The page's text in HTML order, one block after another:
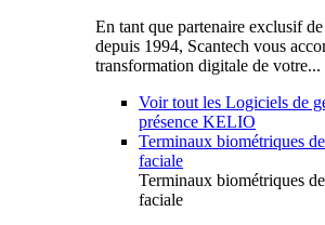
En tant que partenaire exclusif
depuis 1994, Scantech vous
transformation digitale de votre...
Voir tout les Logiciels de
présence KELIO
Terminaux biométriques
faciale
Terminaux biométriques
faciale